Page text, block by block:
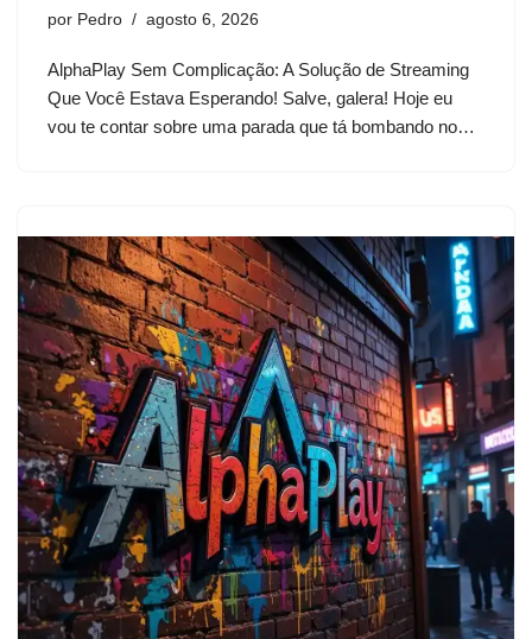
por Pedro agosto 6, 2026
AlphaPlay Sem Complicação: A Solução de Streaming
Que Você Estava Esperando! Salve, galera! Hoje eu
vou te contar sobre uma parada que tá bombando no…